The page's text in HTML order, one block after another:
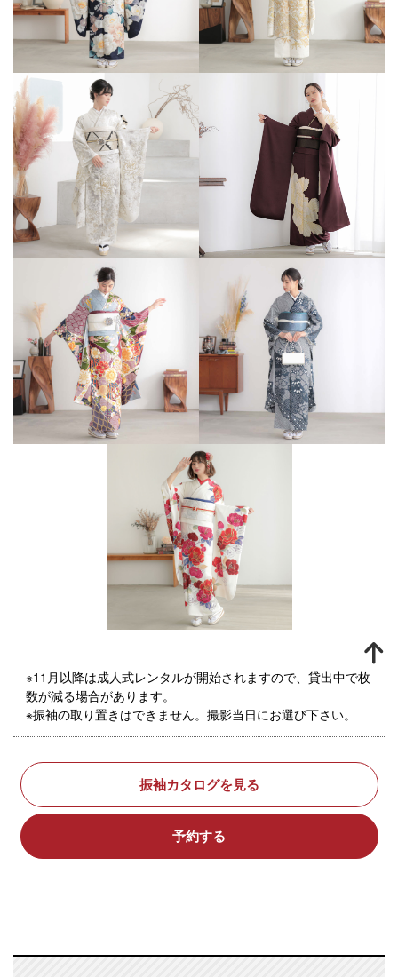
※11月以降は成人式レンタルが開始されますので、貸出中で枚
数が減る場合があります。
※振袖の取り置きはできません。撮影当日にお選び下さい。
振袖カタログを見る
予約する